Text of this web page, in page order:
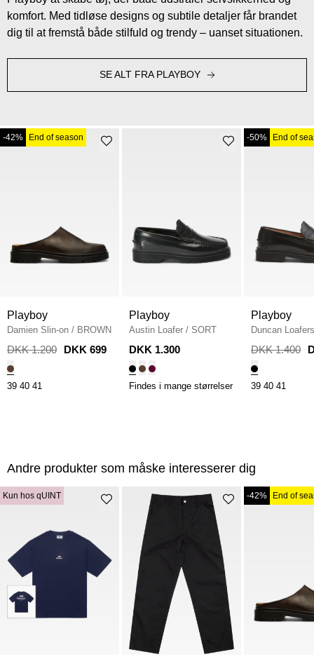
komfort. Med tidløse designs og subtile detaljer får brandet
dig til at fremstå både stilfuld og trendy – uanset situationen.
SE ALT FRA PLAYBOY
-42% End of season
Playboy
Damien Slin-on / BROWN
DKK 1.200 DKK 699
39 40 41
Playboy
Austin Loafer / SORT
DKK 1.300
Findes i mange størrelser
-50% End of
Playboy
Duncan Loafers
DKK 1.400
39 40 41
Andre produkter som måske interesserer dig
Kun hos qUINT -42% End of